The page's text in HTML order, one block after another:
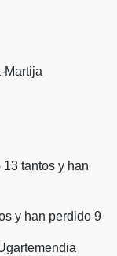
Martija
tantos y han
y han perdido 9